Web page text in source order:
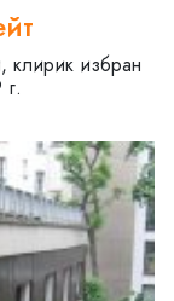
клирик избран